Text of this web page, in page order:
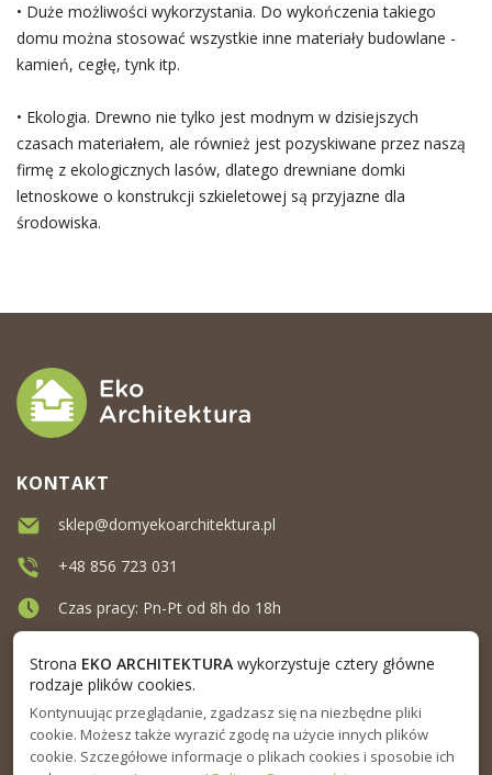
• Duże możliwości wykorzystania. Do wykończenia takiego
domu można stosować wszystkie inne materiały budowlane -
kamień, cegłę, tynk itp.
• Ekologia. Drewno nie tylko jest modnym w dzisiejszych
czasach materiałem, ale również jest pozyskiwane przez naszą
firmę z ekologicznych lasów, dlatego drewniane domki
letnoskowe o konstrukcji szkieletowej są przyjazne dla
środowiska.
MENU
KONTAKT
sklep@domyekoarchitektura.pl
+48 856 723 031
Czas pracy: Pn-Pt od 8h do 18h
Strona EKO ARCHITEKTURAwykorzystuje cztery główne
rodzaje plików cookies.
Kontynuując przeglądanie, zgadzasz się na niezbędne pliki
cookie. Możesz także wyrazić zgodę na użycie innych plików
cookie. Szczegółowe informacje o plikach cookies i sposobie ich